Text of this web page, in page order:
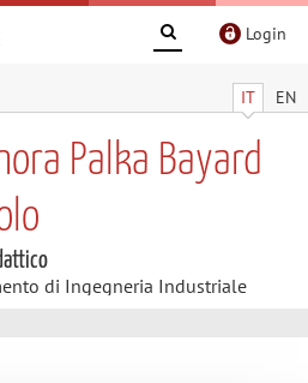
Login
IT EN
Palka Bayard
di Ingegneria Industriale